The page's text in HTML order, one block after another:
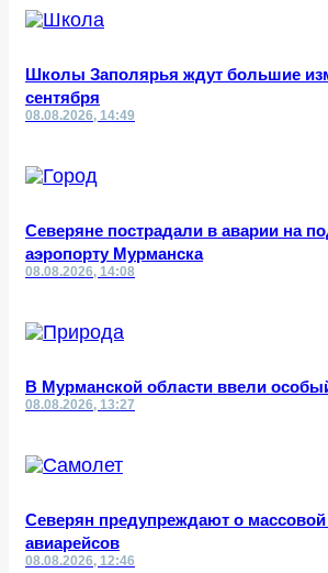
Школы Заполярья ждут большие
сентября
08.08.2026, 14:49
Северяне пострадали в аварии на
аэропорту Мурманска
08.08.2026, 14:08
В Мурманской области ввели
08.08.2026, 13:27
Северян предупреждают о массовой
авиарейсов
08.08.2026, 12:46